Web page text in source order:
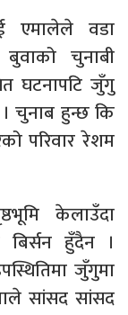
एमालेले वडा
चुनाबी
घटनापटि जुँगु
चुनाब हुन्छ कि
परिवार रेशम
केलाउँदा
हुँदैन ।
जुँगुमा
सांसद सांसद